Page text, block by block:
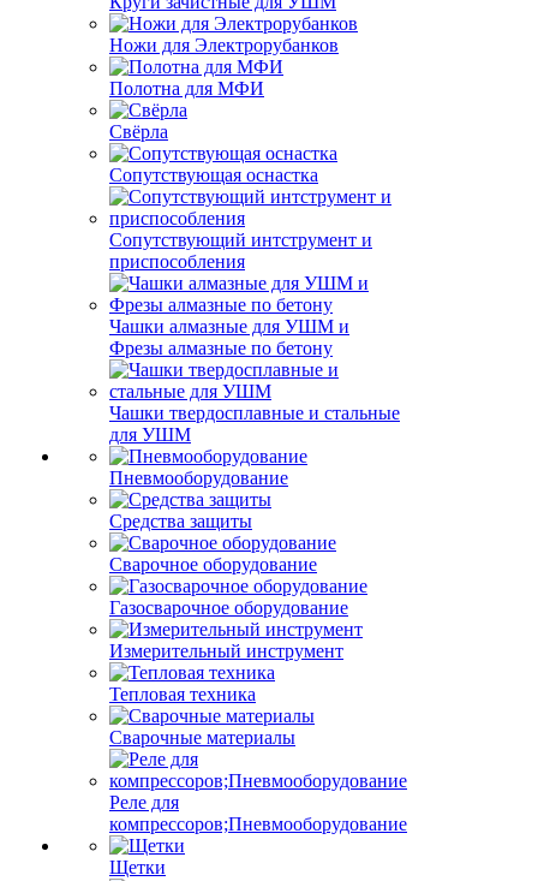
Ножи для Электрорубанков
Полотна для МФИ
Свёрла
Сопутствующая оснастка
Сопутствующий интструмент и
приспособления
Чашки алмазные для УШМ и
Фрезы алмазные по бетону
Чашки твердосплавные и стальные
для УШМ
Пневмооборудование
Средства защиты
Сварочное оборудование
Газосварочное оборудование
Измерительный инструмент
Тепловая техника
Сварочные материалы
Реле для
компрессоров;Пневмооборудование
Щетки